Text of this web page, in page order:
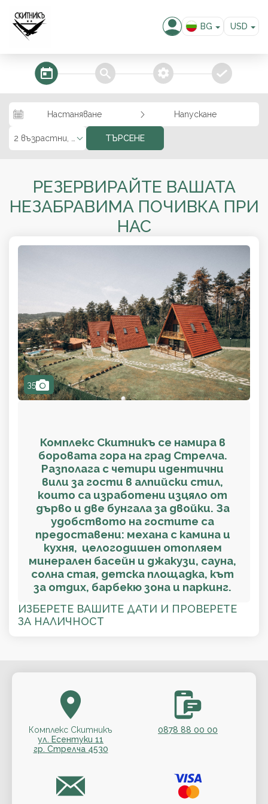
BG
USD
RUB
steps_calendar search extra_services confirm
Настаняване Напускане
ТЪРСЕНЕ
РЕЗЕРВИРАЙТЕ ВАШАТА
НЕЗАБРАВИМА ПОЧИВКА ПРИ
НАС
35camera
Комплекс Скитникъ се намира в
боровата гора на град Стрелча.
Разполага с четири идентични
вили за гости в алпийски стил,
които са изработени изцяло от
дърво и две бунгала за двойки. За
удобството на гостите са
предоставени: механа с камина и
кухня, целогодишен отопляем
минерален басейн и джакузи, сауна,
солна стая, детска площадка, кът
за отдих, барбекю зона и паркинг.
ИЗБЕРЕТЕ ВАШИТЕ ДАТИ И ПРОВЕРЕТЕ
ЗА НАЛИЧНОСТ
Комплекс Скитникъ
ул. Есентуки 11
гр. Стрелча 4530
0878 88 00 00